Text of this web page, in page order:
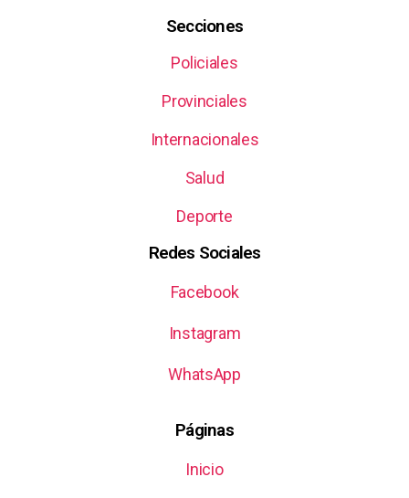
Secciones
Policiales
Provinciales
Internacionales
Salud
Deporte
Redes Sociales
Facebook
Instagram
WhatsApp
Páginas
Inicio